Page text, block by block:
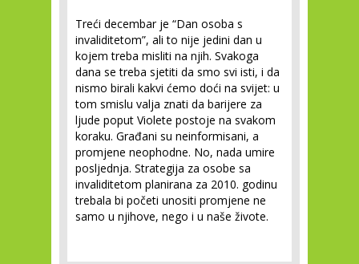
Treći decembar je “Dan osoba s
invaliditetom”, ali to nije jedini dan u
kojem treba misliti na njih. Svakoga
dana se treba sjetiti da smo svi isti, i da
nismo birali kakvi ćemo doći na svijet: u
tom smislu valja znati da barijere za
ljude poput Violete postoje na svakom
koraku. Građani su neinformisani, a
promjene neophodne. No, nada umire
posljednja. Strategija za osobe sa
invaliditetom planirana za 2010. godinu
trebala bi početi unositi promjene ne
samo u njihove, nego i u naše živote.